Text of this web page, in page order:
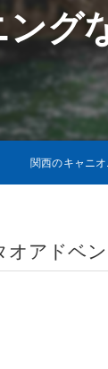
ロープ
ドッグ
鈴鹿
グ
関西のキャニ
オアドベ